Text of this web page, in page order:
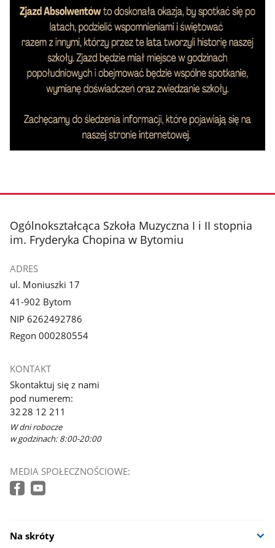
stopka
Ogólnokształcąca Szkoła Muzyczna I i II stopnia
im. Fryderyka Chopina w Bytomiu
ADRES
ul. Moniuszki 17
41-902 Bytom
NIP 6262492786
Regon 000280554
KONTAKT
Skontaktuj się z nami
pod numerem:
32 28 12 211
W dni robocze
w godzinach: 8:00-20:00
MEDIA SPOŁECZNOŚCIOWE:
Na skróty